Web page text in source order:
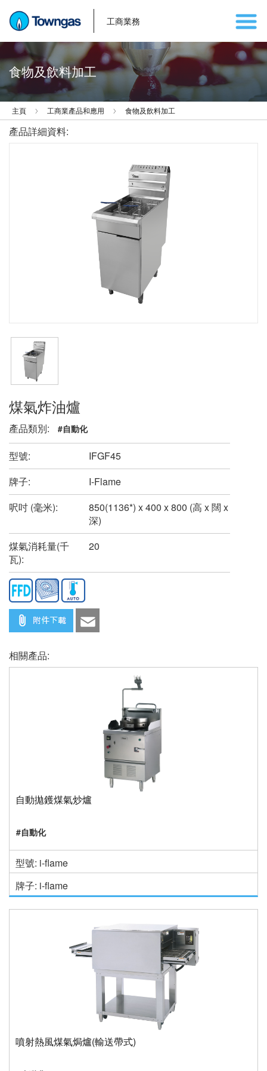
工商業務
食物及飲料加工
主頁 工商業產品和應用 食物及飲料加工
產品詳細資料:
煤氣炸油爐
產品類別: #自動化
型號:
IFGF45
牌子:
I-Flame
呎吋 (毫米):
850(1136*) x 400 x 800 (高 x 闊 x
深)
煤氣消耗量(千
瓦):
20
相關產品:
自動拋鑊煤氣炒爐
#自動化
型號: i-flame
牌子: i-flame
噴射熱風煤氣焗爐(輸送帶式)